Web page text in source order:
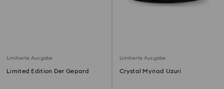
Limitierte Ausgabe
Limited Edition Der Gepard
Limitierte Ausgabe
Crystal Myriad Uzuri